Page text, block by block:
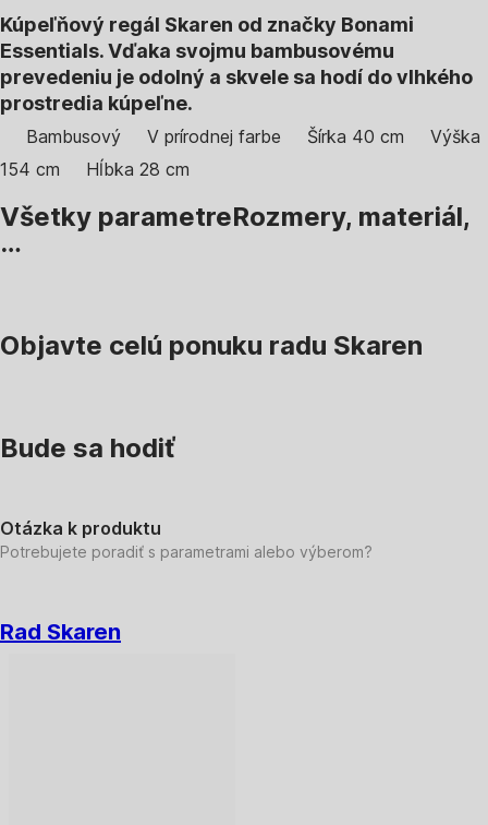
Kúpeľňový regál Skaren od značky Bonami
Essentials. Vďaka svojmu bambusovému
prevedeniu je odolný a skvele sa hodí do vlhkého
prostredia kúpeľne.
Bambusový V prírodnej farbe Šírka 40 cm
Výška
154 cm
Hĺbka 28 cm
Všetky parametreRozmery, materiál,
…
Objavte celú ponuku radu Skaren
Bude sa hodiť
Otázka k produktu
Potrebujete poradiť s parametrami alebo výberom?
Rad Skaren